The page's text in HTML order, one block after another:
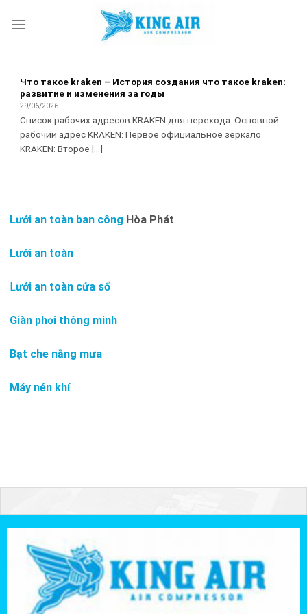
Что такое kraken – История создания что такое kraken:
развитие и изменения за годы
29/06/2026
Список рабочих адресов KRAKEN для перехода: Основной
рабочий адрес KRAKEN: Первое официальное зеркало
KRAKEN: Второе [...]
Lưới an toàn ban công Hòa Phát
Lưới an toàn
Lưới an toàn cửa sổ
Giàn phơi thông minh
Bạt che nắng mưa
Máy nén khí